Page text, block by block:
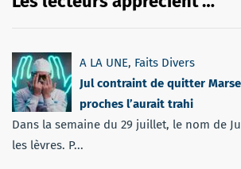
A LA UNE, Faits Divers
Jul contraint de quitter
proches l’aurait trahi
Dans la semaine du 29 juillet, le nom de
les lèvres. P...